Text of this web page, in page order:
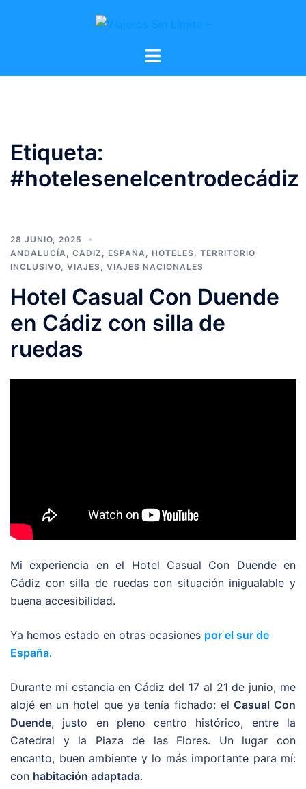
Etiqueta:
#hotelesenelcentrodecádiz
28 JUNIO, 2025
ANDALUCÍA
CADIZ ESPAÑA HOTELES
TERRITORIO
INCLUSIVO VIAJES VIAJES NACIONALES
Hotel Casual Con Duende
en Cádiz con silla de
ruedas
Mi experiencia en el Hotel Casual Con Duende en
Cádiz con silla de ruedas con situación inigualable y
buena accesibilidad.
Ya hemos estado en otras ocasiones por el sur de
España.
Durante mi estancia en Cádiz del 17 al 21 de junio, me
alojé en un hotel que ya tenía fichado: el Casual Con
Duende, justo en pleno centro histórico, entre la
Catedral y la Plaza de las Flores. Un lugar con
encanto, buen ambiente y lo más importante para mí:
con habitación adaptada.